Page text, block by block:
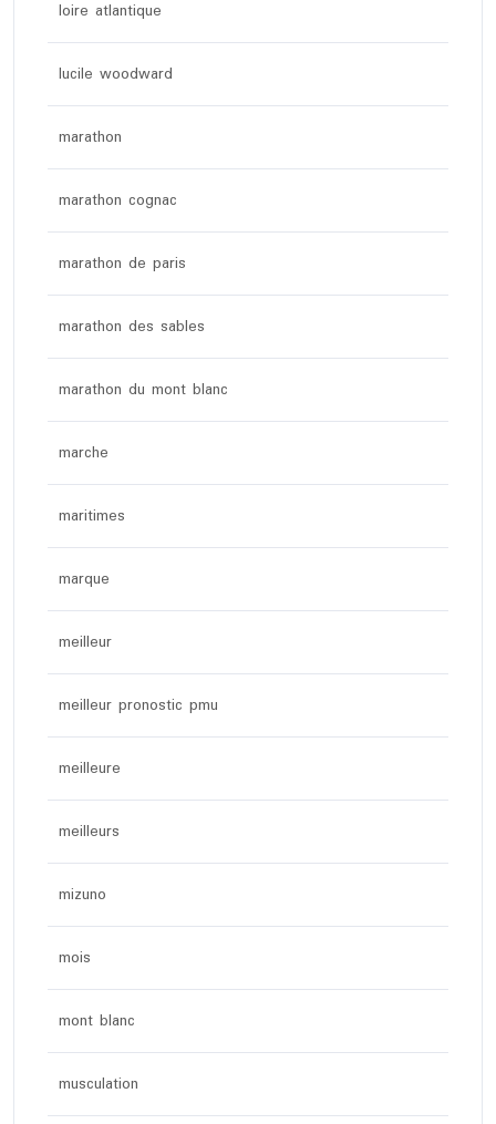
loire atlantique
lucile woodward
marathon
marathon cognac
marathon de paris
marathon des sables
marathon du mont blanc
marche
maritimes
marque
meilleur
meilleur pronostic pmu
meilleure
meilleurs
mizuno
mois
mont blanc
musculation